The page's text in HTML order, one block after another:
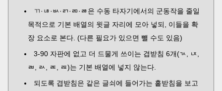
ㄲ·ㄶ·ㅄ·ㄺ·ㄻ·ㅀ은 수동 타자기에서의 군동작을 줄일
목적으로 기본 배열의 윗글 자리에 모아 넣되, 이들을 확
장 요소로 본다. (다른 필요가 있으면 뺄 수도 있음)
3-90 자판에 없고 더 드물게 쓰이는 겹받침 6개(ㄳ, ㄵ,
ㄼ, ㄽ, ㄾ, ㄿ)는 기본 배열에 넣지 않는다.
되도록 겹받침은 같은 글쇠에 들어가는 홑받침을 보고